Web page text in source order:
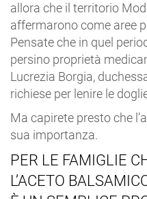
allora che il territorio
affermarono come aree
Pensate che in quel
persino proprietà
Lucrezia Borgia,
richiese per lenire le
Ma capirete presto che
sua importanza.
PER LE FAMIGLIE
L’ACETO